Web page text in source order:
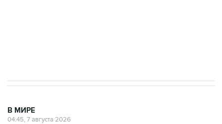
В МИРЕ
04:45, 7 августа 2026